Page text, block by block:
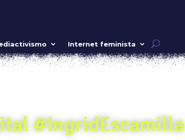
Internet feminista
#IngridEscamilla